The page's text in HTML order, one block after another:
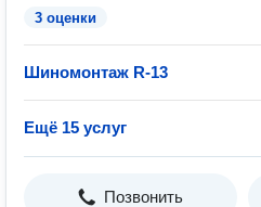
3 оценки
Шиномонтаж R-13
Ещё 15 услуг
Позвонить